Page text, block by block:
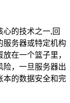
的技术之一,回
服务器或特定机构
在一个篮子里，
险，一旦服务器出
本的数据安全和完